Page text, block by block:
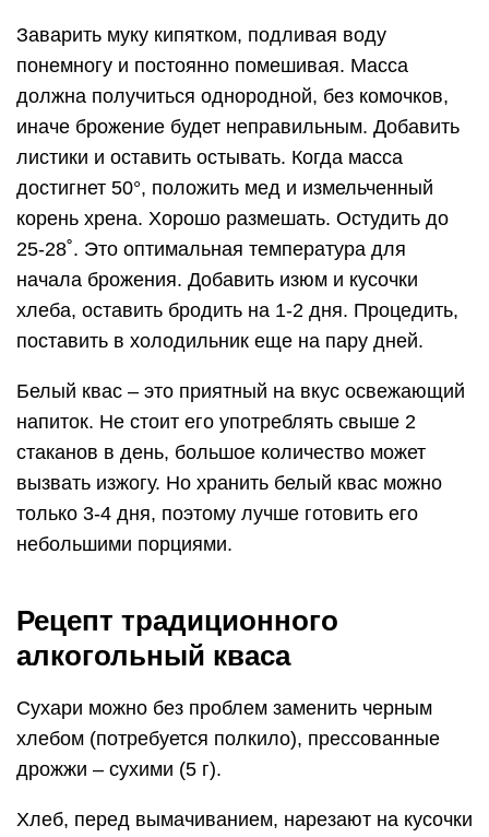
Заварить муку кипятком, подливая воду
понемногу и постоянно помешивая. Масса
должна получиться однородной, без комочков,
иначе брожение будет неправильным. Добавить
листики и оставить остывать. Когда масса
достигнет 50°, положить мед и измельченный
корень хрена. Хорошо размешать. Остудить до
25-28˚. Это оптимальная температура для
начала брожения. Добавить изюм и кусочки
хлеба, оставить бродить на 1-2 дня. Процедить,
поставить в холодильник еще на пару дней.
Белый квас – это приятный на вкус освежающий
напиток. Не стоит его употреблять свыше 2
стаканов в день, большое количество может
вызвать изжогу. Но хранить белый квас можно
только 3-4 дня, поэтому лучше готовить его
небольшими порциями.
Рецепт традиционного
алкогольный кваса
Сухари можно без проблем заменить черным
хлебом (потребуется полкило), прессованные
дрожжи – сухими (5 г).
Хлеб, перед вымачиванием, нарезают на кусочки